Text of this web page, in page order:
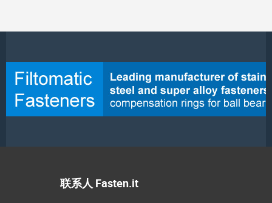
联系人 Fasten.it